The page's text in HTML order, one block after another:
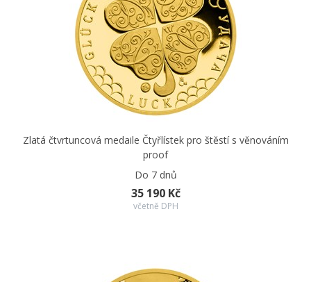
Zlatá čtvrtuncová medaile Čtyřlístek pro štěstí s věnováním
proof
Do 7 dnů
35 190 Kč
včetně DPH